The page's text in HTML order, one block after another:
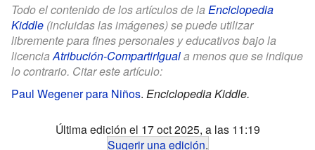
Todo el contenido de los artículos de la Enciclopedia
Kiddle (incluidas las imágenes) se puede utilizar
libremente para fines personales y educativos bajo la
licenciaAtribución-CompartirIguala menos que se indique
lo contrario. Citar este artículo:
Paul Wegener para Niños. Enciclopedia Kiddle.
Última edición el 17 oct 2025, a las 11:19
Sugerir una edición.